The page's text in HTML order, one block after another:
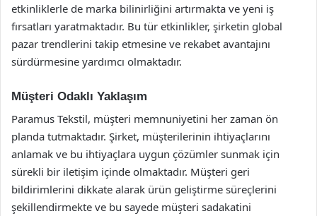
etkinliklerle de marka bilinirliğini artırmakta ve yeni iş
fırsatları yaratmaktadır. Bu tür etkinlikler, şirketin global
pazar trendlerini takip etmesine ve rekabet avantajını
sürdürmesine yardımcı olmaktadır.
Müşteri Odaklı Yaklaşım
Paramus Tekstil, müşteri memnuniyetini her zaman ön
planda tutmaktadır. Şirket, müşterilerinin ihtiyaçlarını
anlamak ve bu ihtiyaçlara uygun çözümler sunmak için
sürekli bir iletişim içinde olmaktadır. Müşteri geri
bildirimlerini dikkate alarak ürün geliştirme süreçlerini
şekillendirmekte ve bu sayede müşteri sadakatini